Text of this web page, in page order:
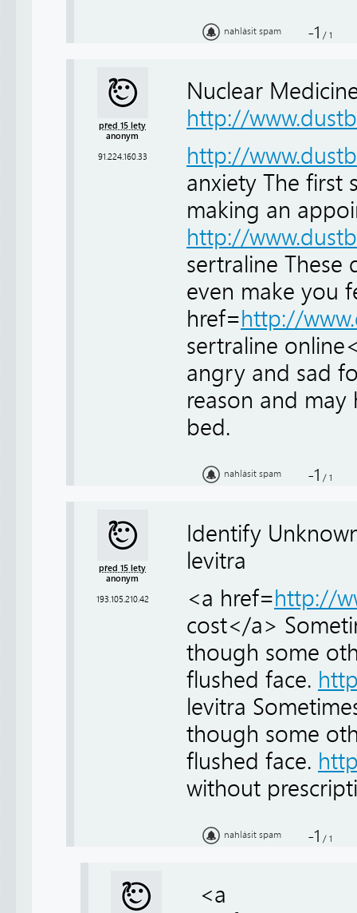
nahlásit spam -1 / 1
před 15 lety
anonym
91.224.160.33
Nuclear
http://
http://
anxiety The first
making an
http://
sertraline These
even make you
href=http://
sertraline
angry and sad
reason and
bed.
nahlásit spam -1 / 1
před 15 lety
anonym
193.105.210.42
Identify
levitra
<a href=http://
cost</a>
though some
flushed face.
levitra
though some
flushed face.
without
nahlásit spam -1 / 1
<a